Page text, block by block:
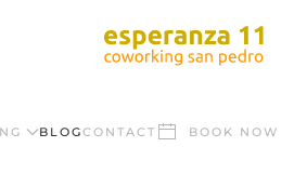
BLOGCONTACT BOOK NOW